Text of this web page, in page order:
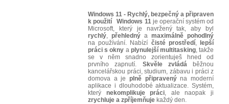
Windows 11 - Rychlý, bezpečný a připraven
k použití
Windows 11je operační systém od
Microsoft, který je navržený tak, aby byl
rychlý, přehledný a maximálně pohodlný
na používání. Nabízí čisté prostředí,
lepší
práci s okny a plynulejší multitasking, takže
se v něm snadno zorientuješ hned od
prvního zapnutí. Skvěle zvládáběžnou
kancelářskou práci, studium, zábavu i práci z
domova a je plně připravenýna moderní
aplikace i dlouhodobé aktualizace. Systém,
který nekomplikuje práci, ale naopak ji
zrychluje a zpříjemňuje každý den.